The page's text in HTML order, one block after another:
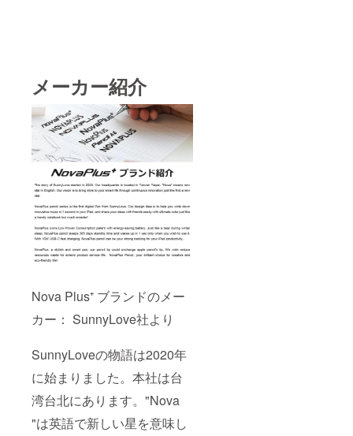
メーカー紹介
Nova Plus⁺ ブランドのメー
カー： SunnyLove社より
SunnyLoveの物語は2020年
に始まりました。本社は台
湾台北にあります。"Nova
"は英語で新しい星を意味し